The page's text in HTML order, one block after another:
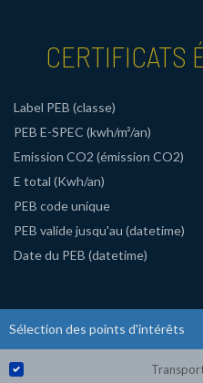
CERTIFICATS
Label PEB (classe)
PEB E-SPEC (kwh/m²/an)
Emission CO2 (émission CO2)
E total (Kwh/an)
PEB code unique
PEB valide jusqu'au (datetime)
Date du PEB (datetime)
Sélection des points d'intérêts